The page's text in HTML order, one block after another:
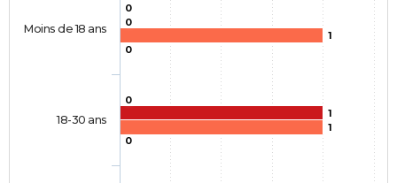
0
0
0
1
1
1
0
0
Moins de 18 ans
18-30 ans